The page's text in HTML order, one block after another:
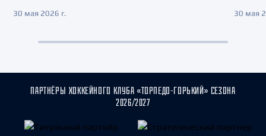
30 мая 2026 г. 30 мая
ПАРТНЁРЫ ХОККЕЙНОГО КЛУБА «ТОРПЕДО-ГОРЬКИЙ» СЕЗОНА
2026/2027